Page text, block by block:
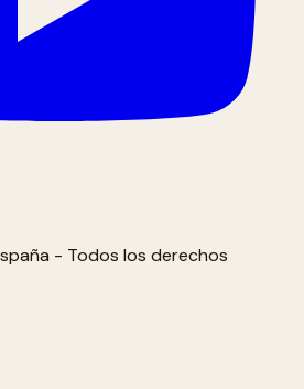
- Todos los derechos